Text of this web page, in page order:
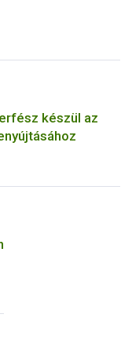
készül az